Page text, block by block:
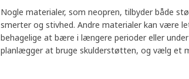
Nogle materialer, som neopren, tilbyder både
smerter og stivhed. Andre materialer kan være
behagelige at bære i længere perioder eller
planlægger at bruge skulderstøtten, og vælg et